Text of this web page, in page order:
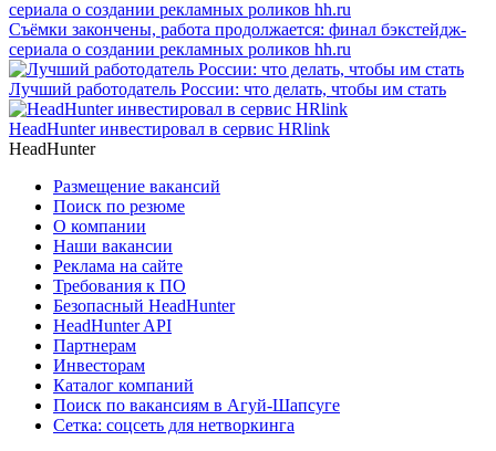
Съёмки закончены, работа продолжается: финал бэкстейдж-
сериала о создании рекламных роликов hh.ru
Лучший работодатель России: что делать, чтобы им стать
HeadHunter инвестировал в сервис HRlink
HeadHunter
Размещение вакансий
Поиск по резюме
О компании
Наши вакансии
Реклама на сайте
Требования к ПО
Безопасный HeadHunter
HeadHunter API
Партнерам
Инвесторам
Каталог компаний
Поиск по вакансиям в Агуй-Шапсуге
Сетка: соцсеть для нетворкинга